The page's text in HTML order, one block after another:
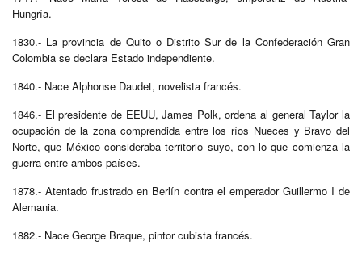
Hungría.
1830.- La provincia de Quito o Distrito Sur de la Confederación Gran
Colombia se declara Estado independiente.
1840.- Nace Alphonse Daudet, novelista francés.
1846.- El presidente de EEUU, James Polk, ordena al general Taylor la
ocupación de la zona comprendida entre los ríos Nueces y Bravo del
Norte, que México consideraba territorio suyo, con lo que comienza la
guerra entre ambos países.
1878.- Atentado frustrado en Berlín contra el emperador Guillermo I de
Alemania.
1882.- Nace George Braque, pintor cubista francés.